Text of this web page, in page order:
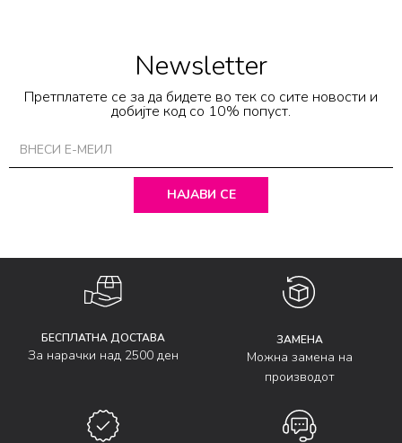
Newsletter
Претплатете се за да бидете во тек со сите новости и
добијте код со 10% попуст.
НАЈАВИ СЕ
БЕСПЛАТНА ДОСТАВА
За нарачки над 2500 ден
ЗАМЕНА
Можна замена на
производот